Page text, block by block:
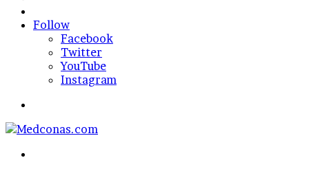
In
Follow
Facebook
Twitter
YouTube
Instagram